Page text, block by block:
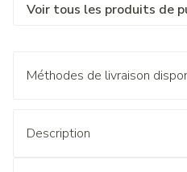
Voir tous les produits de
Méthodes de livraison
Description